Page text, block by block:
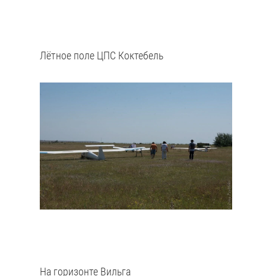
Лётное поле ЦПС Коктебель
На горизонте Вильга